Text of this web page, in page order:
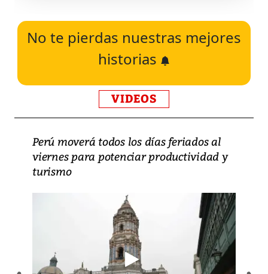
No te pierdas nuestras mejores
historias
VIDEOS
Perú moverá todos los días feriados al
viernes para potenciar productividad y
turismo